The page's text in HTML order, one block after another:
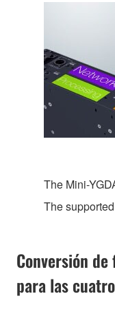
The Mini-
The
Conversión
para las